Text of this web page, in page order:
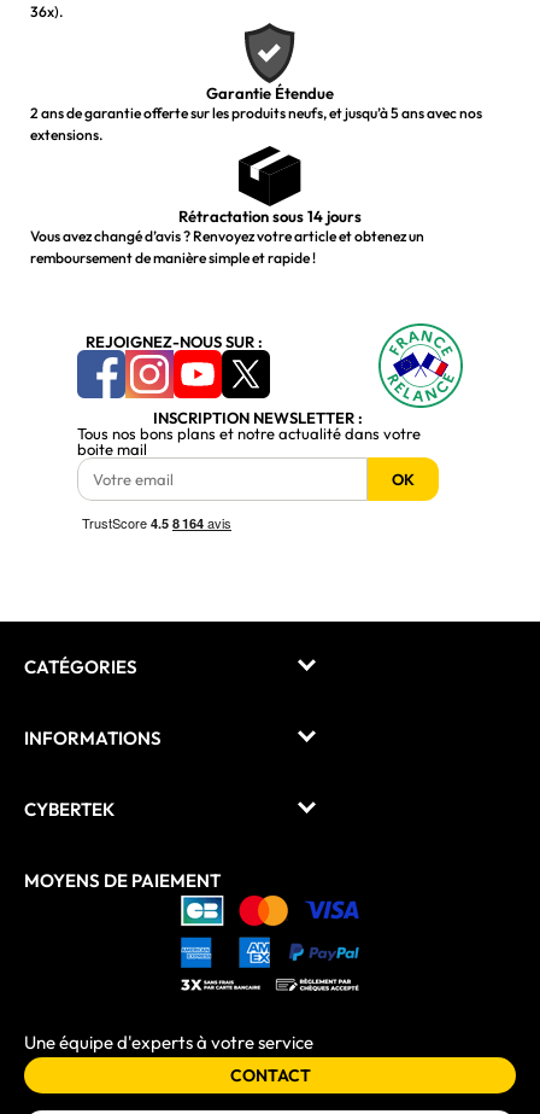
36x).
Garantie Étendue
2 ans de garantie offerte sur les produits neufs, et jusqu’à 5 ans avec nos
extensions.
Rétractation sous 14 jours
Vous avez changé d’avis ? Renvoyez votre article et obtenez un
remboursement de manière simple et rapide !
REJOIGNEZ-NOUS SUR :
INSCRIPTION NEWSLETTER :
Tous nos bons plans et notre actualité dans votre
boite mail
OK
CATÉGORIES
INFORMATIONS
CYBERTEK
MOYENS DE PAIEMENT
Une équipe d'experts à votre service
CONTACT